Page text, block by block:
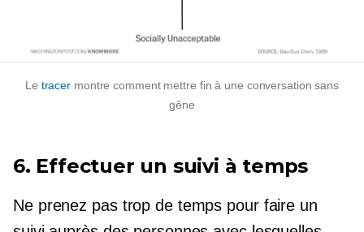
Le tracer montre comment mettre fin à une conversation sans
gêne
6. Effectuer un suivi à temps
Ne prenez pas trop de temps pour faire un